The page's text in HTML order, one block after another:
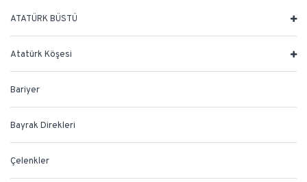
ATATÜRK BÜSTÜ
Atatürk Köşesi
Bariyer
Bayrak Direkleri
Çelenkler